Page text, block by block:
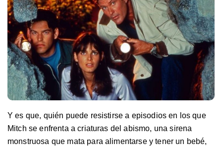
Y es que, quién puede resistirse a episodios en los que
Mitch se enfrenta a criaturas del abismo, una sirena
monstruosa que mata para alimentarse y tener un bebé,